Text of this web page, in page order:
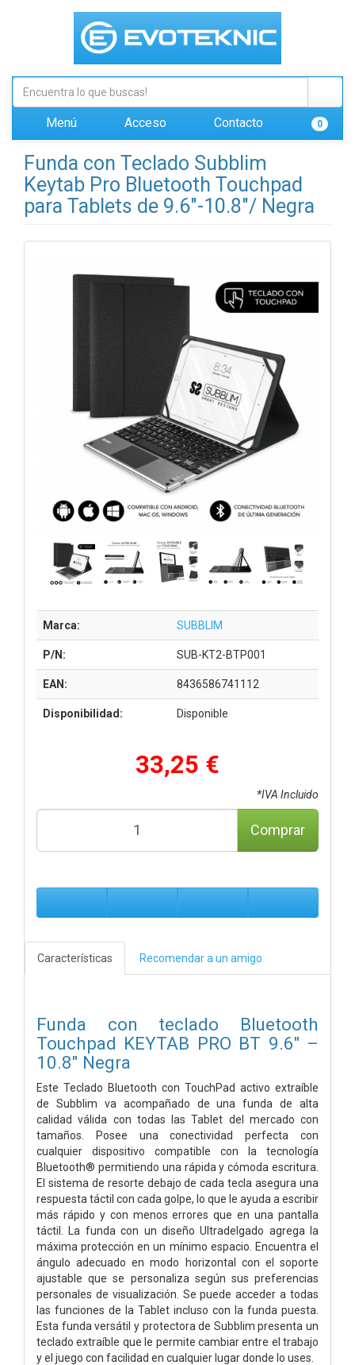
Menú Acceso Contacto 0
Funda con Teclado Subblim
Keytab Pro Bluetooth Touchpad
para Tablets de 9.6"-10.8"/ Negra
Marca: SUBBLIM
P/N: SUB-KT2-BTP001
EAN: 8436586741112
Disponibilidad: Disponible
33,25 €
*IVA Incluido
Comprar
Características Recomendar a un amigo
Funda con teclado Bluetooth
Touchpad KEYTAB PRO BT 9.6″ –
10.8″ Negra
Este Teclado Bluetooth con TouchPad activo extraíble
de Subblim va acompañado de una funda de alta
calidad válida con todas las Tablet del mercado con
tamaños. Posee una conectividad perfecta con
cualquier dispositivo compatible con la tecnología
Bluetooth® permitiendo una rápida y cómoda escritura.
El sistema de resorte debajo de cada tecla asegura una
respuesta táctil con cada golpe, lo que le ayuda a escribir
más rápido y con menos errores que en una pantalla
táctil. La funda con un diseño Ultradelgado agrega la
máxima protección en un mínimo espacio. Encuentra el
ángulo adecuado en modo horizontal con el soporte
ajustable que se personaliza según sus preferencias
personales de visualización. Se puede acceder a todas
las funciones de la Tablet incluso con la funda puesta.
Esta funda versátil y protectora de Subblim presenta un
teclado extraíble que le permite cambiar entre el trabajo
y el juego con facilidad en cualquier lugar donde lo uses.